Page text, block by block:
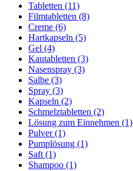
Tabletten (11)
Filmtabletten (8)
Creme (6)
Hartkapseln (5)
Gel (4)
Kautabletten (3)
Nasenspray (3)
Salbe (3)
Spray (3)
Kapseln (2)
Schmelztabletten (2)
Lösung zum Einnehmen (1)
Pulver (1)
Pumplösung (1)
Saft (1)
Shampoo (1)